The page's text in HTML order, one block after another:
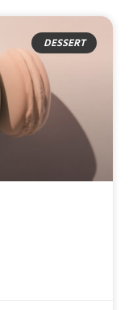
DESSERT